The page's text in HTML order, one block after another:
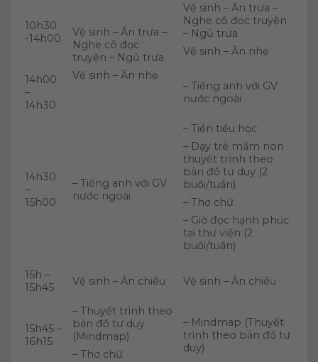
10h30
-14h00
Vệ sinh – Ăn trưa –
Nghe cô đọc
truyện – Ngủ trưa
Vệ sinh – Ăn nhẹ
Vệ sinh – Ăn trưa –
Nghe cô đọc truyện
– Ngủ trưa
Vệ sinh – Ăn nhẹ
14h00
–
14h30
– Tiếng anh với GV
nước ngoài
14h30
–
15h00
– Tiếng anh với GV
nước ngoài
– Tiền tiểu học
– Dạy trẻ mầm non
thuyết trình theo
bản đồ tư duy (2
buổi/tuần)
– Thơ chữ
– Giờ đọc hạnh phúc
tại thư viện (2
buổi/tuần)
15h –
15h45
Vệ sinh – Ăn chiều Vệ sinh – Ăn chiều
15h45 –
16h15
– Thuyết trình theo
bản đồ tư duy
(Mindmap)
– Thơ chữ
– Mindmap (Thuyết
trình theo bản đồ tư
duy)